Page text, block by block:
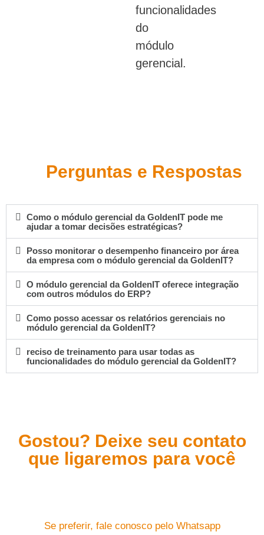
funcionalidades
do
módulo
gerencial.
Perguntas e Respostas
Como o módulo gerencial da GoldenIT pode me
ajudar a tomar decisões estratégicas?
Posso monitorar o desempenho financeiro por área
da empresa com o módulo gerencial da GoldenIT?
O módulo gerencial da GoldenIT oferece integração
com outros módulos do ERP?
Como posso acessar os relatórios gerenciais no
módulo gerencial da GoldenIT?
reciso de treinamento para usar todas as
funcionalidades do módulo gerencial da GoldenIT?
Gostou? Deixe seu contato
que ligaremos para você
Se preferir, fale conosco pelo Whatsapp